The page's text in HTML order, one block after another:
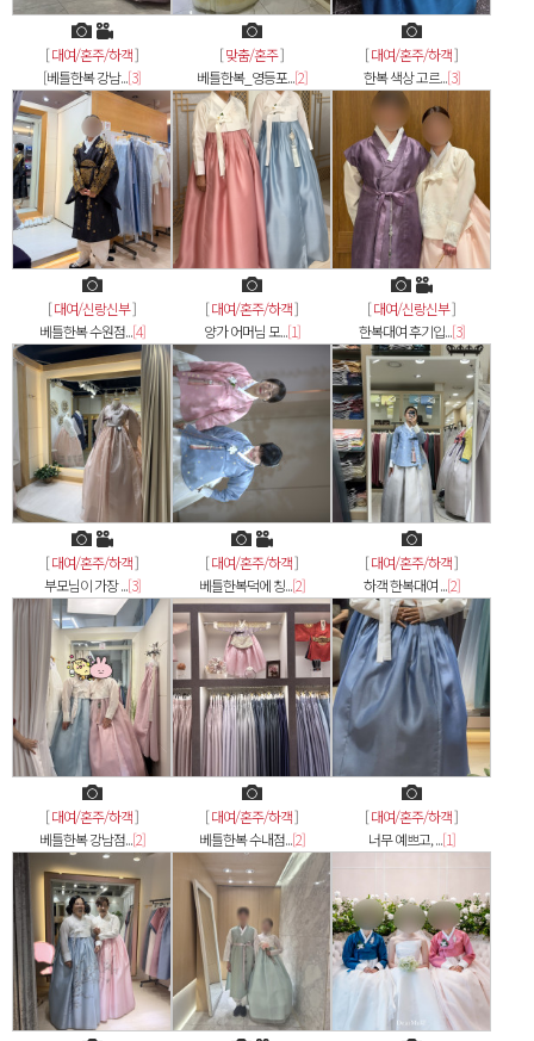
[대여/혼주/하객]
[베틀한복 강남...[3]
[맞춤/혼주]
베틀한복_영등포...[2]
[대여/혼주/하객]
한복 색상 고르...[3]
[대여/신랑신부]
베틀한복 수원점...[4]
[대여/혼주/하객]
양가 어머님 모...[1]
[대여/신랑신부]
한복대여 후기입...[3]
[대여/혼주/하객]
부모님이 가장 ...[3]
[대여/혼주/하객]
베틀한복덕에 칭...[2]
[대여/혼주/하객]
하객 한복대여 ...[2]
[대여/혼주/하객]
베틀한복 강남점...[2]
[대여/혼주/하객]
베틀한복 수내점...[2]
[대여/혼주/하객]
너무 예쁘고, ...[1]